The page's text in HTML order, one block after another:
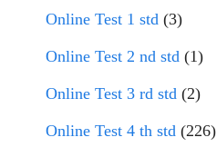
Online Test 1 std (3)
Online Test 2 nd std (1)
Online Test 3 rd std (2)
Online Test 4 th std (226)